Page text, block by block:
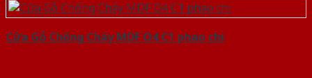
Cửa Gỗ Chống Cháy MDF O4 C1 phao chi